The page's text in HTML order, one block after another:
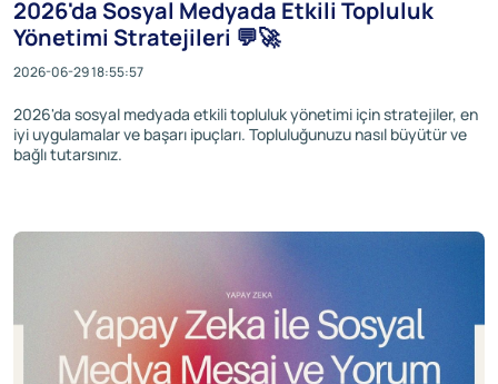
2026'da Sosyal Medyada Etkili Topluluk
Yönetimi Stratejileri 💬🚀
2026-06-29 18:55:57
2026'da sosyal medyada etkili topluluk yönetimi için stratejiler, en
iyi uygulamalar ve başarı ipuçları. Topluluğunuzu nasıl büyütür ve
bağlı tutarsınız.